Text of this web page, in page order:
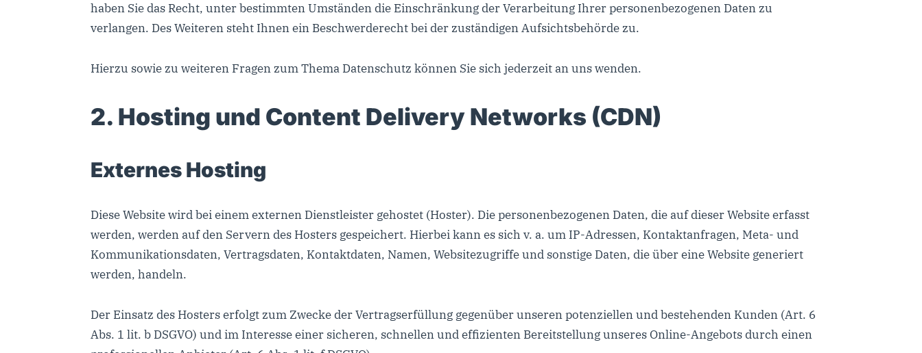
haben Sie das Recht, unter bestimmten Umständen die Einschränkung der Verarbeitung Ihrer personenbezogenen Daten zu
verlangen. Des Weiteren steht Ihnen ein Beschwerderecht bei der zuständigen Aufsichtsbehörde zu.
Hierzu sowie zu weiteren Fragen zum Thema Datenschutz können Sie sich jederzeit an uns wenden.
2. Hosting und Content Delivery Networks (CDN)
Externes Hosting
Diese Website wird bei einem externen Dienstleister gehostet (Hoster). Die personenbezogenen Daten, die auf dieser Website erfasst
werden, werden auf den Servern des Hosters gespeichert. Hierbei kann es sich v. a. um IP-Adressen, Kontaktanfragen, Meta- und
Kommunikationsdaten, Vertragsdaten, Kontaktdaten, Namen, Websitezugriffe und sonstige Daten, die über eine Website generiert
werden, handeln.
Der Einsatz des Hosters erfolgt zum Zwecke der Vertragserfüllung gegenüber unseren potenziellen und bestehenden Kunden (Art. 6
Abs. 1 lit. b DSGVO) und im Interesse einer sicheren, schnellen und effizienten Bereitstellung unseres Online-Angebots durch einen